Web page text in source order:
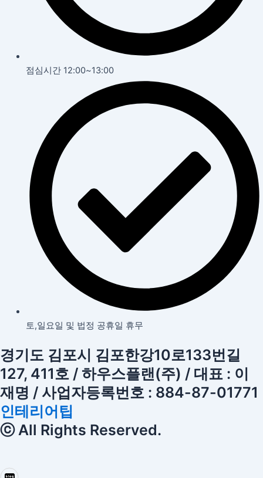
점심시간 12:00~13:00
토,일요일 및 법정 공휴일 휴무
경기도 김포시 김포한강10로133번길
127, 411호 / 하우스플랜(주) / 대표 : 이
재명 / 사업자등록번호 : 884-87-01771
인테리어팁
ⓒ All Rights Reserved.